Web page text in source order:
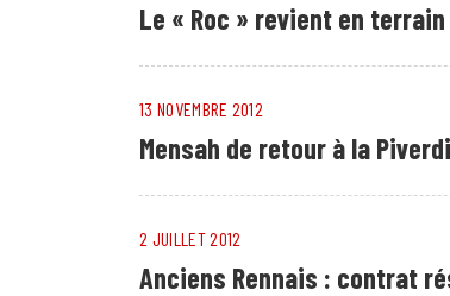
Le « Roc » revient en
13 NOVEMBRE 2012
Mensah de retour à la
2 JUILLET 2012
Anciens Rennais : contrat